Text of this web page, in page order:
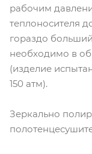
рабочим
теплоносителя
гораздо
необходимо в
(изделие
150 атм).
Зеркально